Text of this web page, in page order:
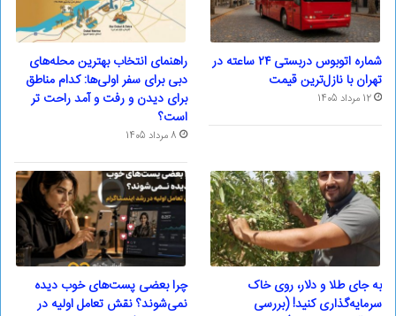
شماره اتوبوس دربستی ۲۴ ساعته در
تهران با نازل‌ترین قیمت
12 مرداد 1405
راهنمای انتخاب بهترین محله‌های
دبی برای سفر اولی‌ها: کدام مناطق
برای دیدن و رفت و آمد راحت تر
است؟
8 مرداد 1405
به جای طلا و دلار، روی خاک
سرمایه‌گذاری کنید! (بررسی
چرا بعضی پست‌های خوب دیده
نمی‌شوند؟ نقش تعامل اولیه در